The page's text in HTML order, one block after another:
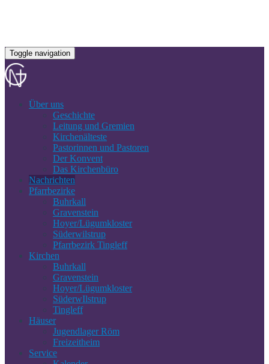
Toggle navigation
Über uns
Geschichte
Leitung und Gremien
Kirchenälteste
Pastorinnen und Pastoren
Der Konvent
Das Kirchenbüro
Nachrichten
Pfarrbezirke
Buhrkall
Gravenstein
Hoyer/Lügumkloster
Süderwilstrup
Pfarrbezirk Tingleff
Kirchen
Buhrkall
Gravenstein
Hoyer/Lügumkloster
SüderwIlstrup
Tingleff
Häuser
Jugendlager Röm
Freizeitheim
Service